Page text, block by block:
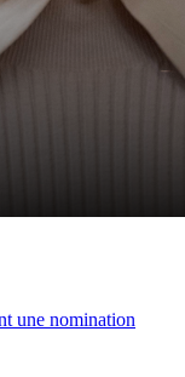
une nomination